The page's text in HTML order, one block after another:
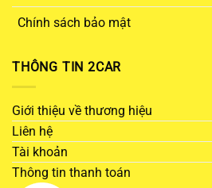
Chính sách bảo mật
THÔNG TIN 2CAR
Giới thiệu về thương hiệu
Liên hệ
Tài khoản
Thông tin thanh toán